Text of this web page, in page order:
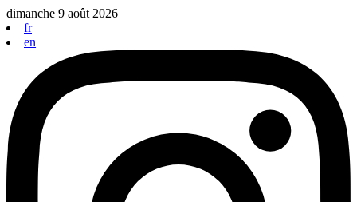
Aller
au
contenu
dimanche 9 août 2026
fr
en